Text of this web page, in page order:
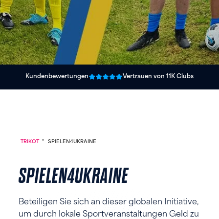
Kundenbewertungen Vertrauen von 11K Clubs
TRIKOT " SPIELEN4UKRAINE
SPIELEN4UKRAINE
Beteiligen Sie sich an dieser globalen Initiative,
um durch lokale Sportveranstaltungen Geld zu